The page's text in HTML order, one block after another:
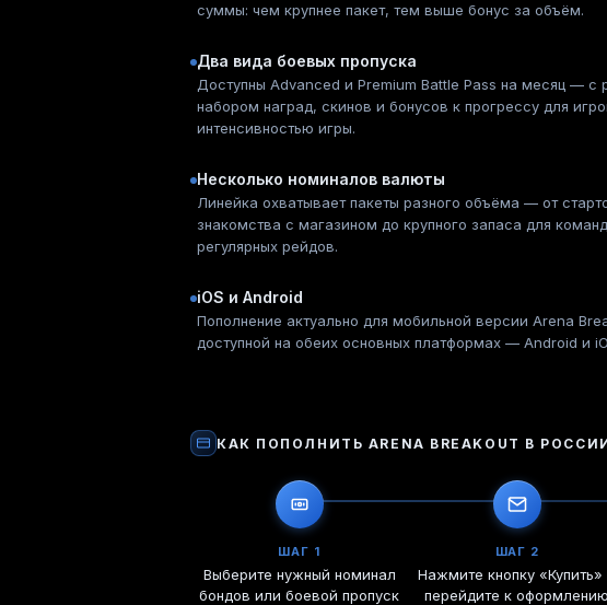
суммы: чем крупнее пакет, тем выше бонус за объём.
Два вида боевых пропуска
Доступны Advanced и Premium Battle Pass на месяц — с
набором наград, скинов и бонусов к прогрессу для
интенсивностью игры.
Несколько номиналов валюты
Линейка охватывает пакеты разного объёма — от
знакомства с магазином до крупного запаса для
регулярных рейдов.
iOS и Android
Пополнение актуально для мобильной версии Arena
доступной на обеих основных платформах — Android и
КАК ПОПОЛНИТЬ ARENA BREAKOUT В
ШАГ 1
Выберите нужный номинал
бондов или боевой пропуск
ШАГ 2
Нажмите кнопку «Купить»
перейдите к оформлению